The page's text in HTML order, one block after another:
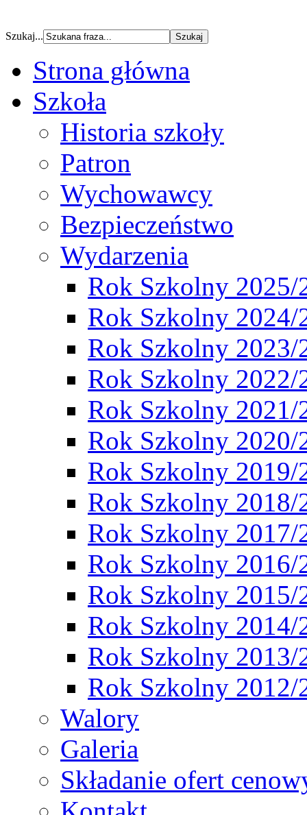
Szukaj...
Strona główna
Szkoła
Historia szkoły
Patron
Wychowawcy
Bezpieczeństwo
Wydarzenia
Rok Szkolny 2025/
Rok Szkolny 2024/
Rok Szkolny 2023/
Rok Szkolny 2022/
Rok Szkolny 2021/
Rok Szkolny 2020/
Rok Szkolny 2019/
Rok Szkolny 2018/
Rok Szkolny 2017/
Rok Szkolny 2016/
Rok Szkolny 2015/
Rok Szkolny 2014/
Rok Szkolny 2013/
Rok Szkolny 2012/
Walory
Galeria
Składanie ofert